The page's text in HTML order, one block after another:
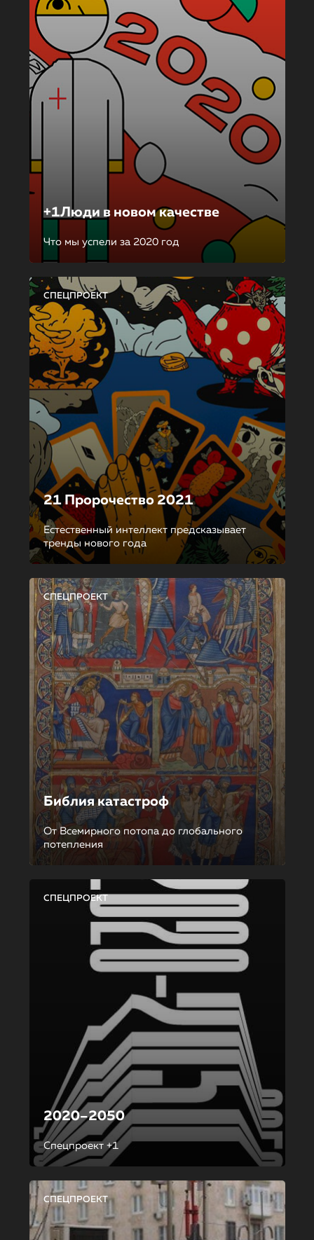
+1Люди в новом качестве
Что мы успели за 2020 год
СПЕЦПРОЕКТ
21 Пророчество 2021
Естественный интеллект предсказывает
тренды нового года
СПЕЦПРОЕКТ
Библия катастроф
От Всемирного потопа до глобального
потепления
СПЕЦПРОЕКТ
2020–2050
Спецпроект +1
СПЕЦПРОЕКТ